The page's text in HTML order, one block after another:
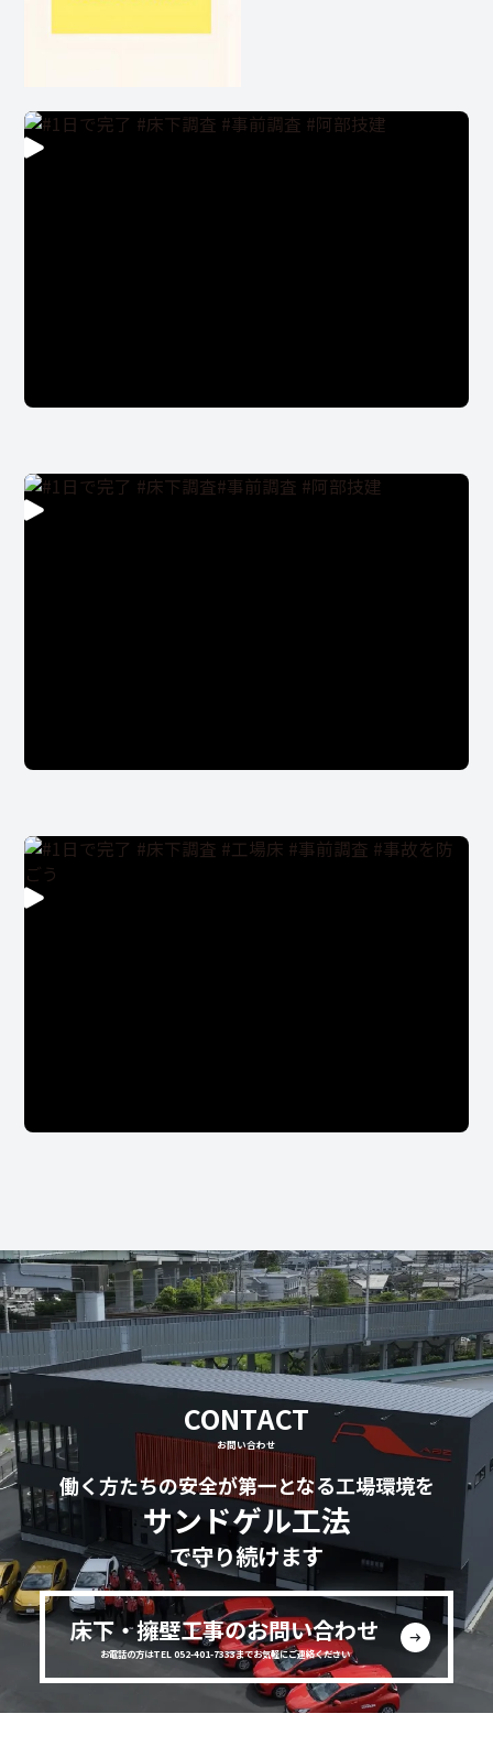
CONTACT
お問い合わせ
働く方たちの安全が第一となる工場環境を
サンドゲル工法
で守り続けます
床下・擁壁工事のお問い合わせ
お電話の方はTEL 052-401-7333までお気軽にご連絡ください